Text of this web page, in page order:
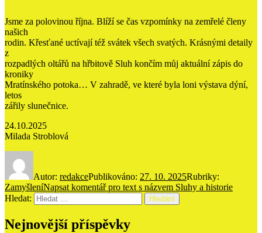
Jsme za polovinou října. Blíží se čas vzpomínky na zemřelé členy
našich
rodin. Křesťané uctívají též svátek všech svatých. Krásnými detaily
z
rozpadlých oltářů na hřbitově Sluh končím můj aktuální zápis do
kroniky
Mratínského potoka… V zahradě, ve které byla loni výstava dýní,
letos
zářily slunečnice.
24.10.2025
Milada Stroblová
Autor: redakcePublikováno: 27. 10. 2025Rubriky:
ZamyšleníNapsat komentářpro text s názvem Sluhy a historie
Hledat:
Hledání
Nejnovější příspěvky